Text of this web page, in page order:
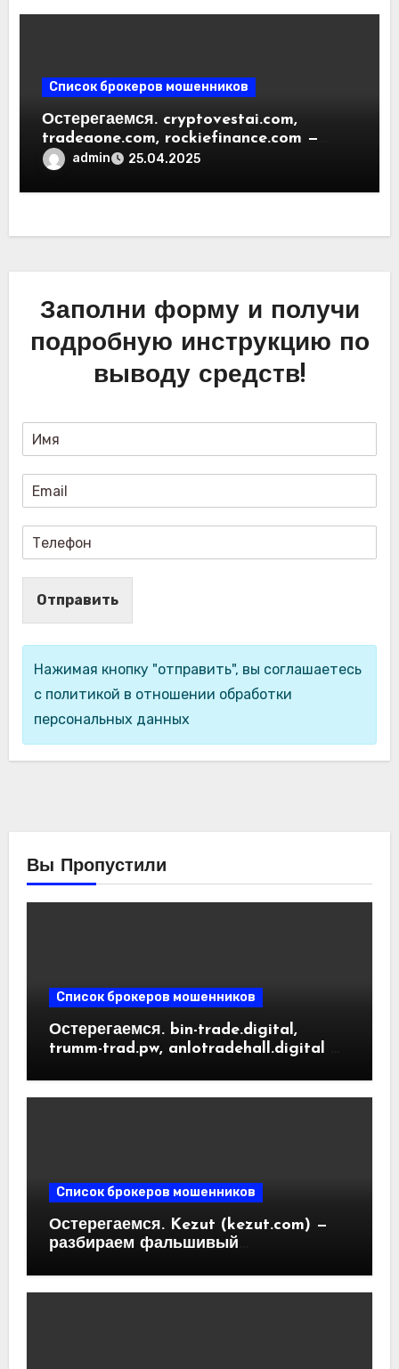
Список брокеров мошенников
Остерегаемся. cryptovestai.com,
tradeaone.com, rockiefinance.com —
обзор новых платформ для
трейдинга. Отзывы пользователей
admin 25.04.2025
Заполни форму и получи
подробную инструкцию по
выводу средств!
Отправить
Нажимая кнопку "отправить", вы соглашаетесь
с политикой в отношении обработки
персональных данных
Вы Пропустили
Список брокеров мошенников
Остерегаемся. bin-trade.digital,
trumm-trad.pw, anlotradehall.digital —
криптобирж. Как вернуть деньги.
Список брокеров мошенников
Остерегаемся. Kezut (kezut.com) —
разбираем фальшивый
вернуть деньги. Отзывы